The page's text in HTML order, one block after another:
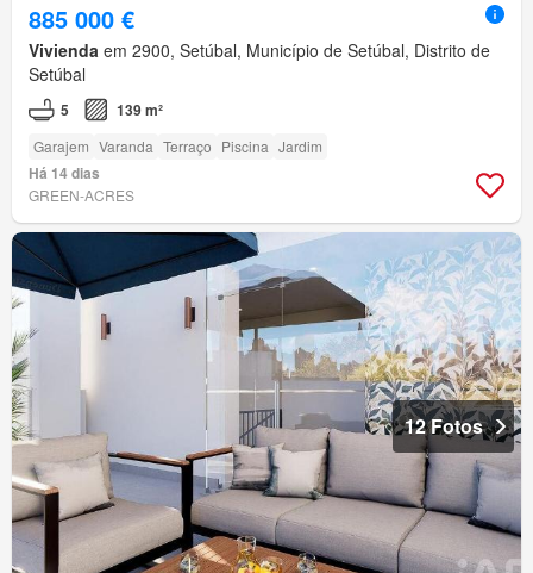
885 000 €
Vivienda em 2900, Setúbal, Município de Setúbal, Distrito de
Setúbal
5 139 m²
Garajem Varanda Terraço Piscina Jardim
Há 14 dias
GREEN-ACRES
12 Fotos